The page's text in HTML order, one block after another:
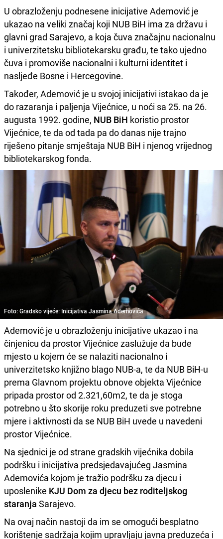
U obrazloženju podnesene inicijative Ademović je
ukazao na veliki značaj koji NUB BiH ima za državu i
glavni grad Sarajevo, a koja čuva značajnu nacionalnu
i univerzitetsku bibliotekarsku građu, te tako ujedno
čuva i promoviše nacionalni i kulturni identitet i
nasljeđe Bosne i Hercegovine.
Također, Ademović je u svojoj inicijativi istakao da je
do razaranja i paljenja Vijećnice, u noći sa 25. na 26.
augusta 1992. godine, NUB BiH koristio prostor
Vijećnice, te da od tada pa do danas nije trajno
riješeno pitanje smještaja NUB BiH i njenog vrijednog
bibliotekarskog fonda.
Foto: Gradsko vijeće: Inicijativa Jasmina Ademovića
Ademović je u obrazloženju inicijative ukazao i na
činjenicu da prostor Vijećnice zaslužuje da bude
mjesto u kojem će se nalaziti nacionalno i
univerzitetsko knjižno blago NUB-a, te da NUB BiH-u
prema Glavnom projektu obnove objekta Vijećnice
pripada prostor od 2.321,60m2, te da je stoga
potrebno u što skorije roku preduzeti sve potrebne
mjere i aktivnosti da se NUB BiH uvede u navedeni
prostor Vijećnice.
Na sjednici je od strane gradskih vijećnika dobila
podršku i inicijativa predsjedavajućeg Jasmina
Ademovića kojom je tražio podršku za djecu i
uposlenike KJU Dom za djecu bez roditeljskog
staranja Sarajevo.
Na ovaj način nastoji da im se omogući besplatno
korištenje sadržaja kojim upravljaju javna preduzeća i